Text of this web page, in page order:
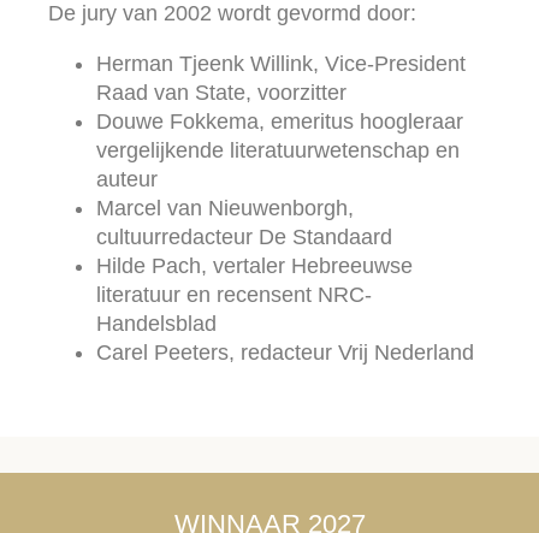
De jury van 2002 wordt gevormd door:
Herman Tjeenk Willink, Vice-President
Raad van State, voorzitter
Douwe Fokkema, emeritus hoogleraar
vergelijkende literatuurwetenschap en
auteur
Marcel van Nieuwenborgh,
cultuurredacteur De Standaard
Hilde Pach, vertaler Hebreeuwse
literatuur en recensent NRC-
Handelsblad
Carel Peeters, redacteur Vrij Nederland
WINNAAR 2027